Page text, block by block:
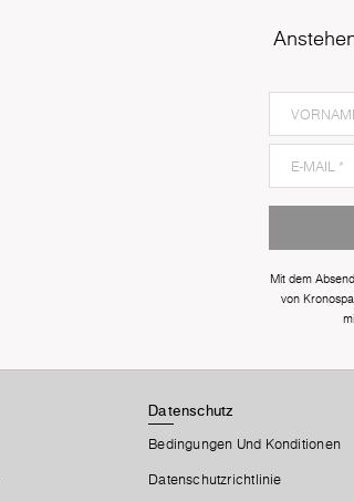
Mit dem
von
Datenschutz
Bedingungen Und Konditionen
Datenschutzrichtlinie